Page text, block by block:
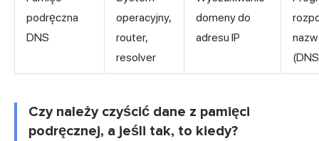
podręczna
DNS
operacyjny,
router,
resolver
domeny do
adresu IP
Czy należy czyścić dane z pamięci
podręcznej, a jeśli tak, to kiedy?